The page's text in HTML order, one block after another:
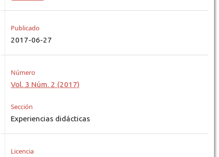
Publicado
2017-06-27
Número
Vol. 3 Núm. 2 (2017)
Sección
Experiencias didácticas
Licencia